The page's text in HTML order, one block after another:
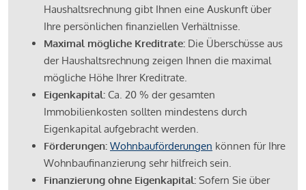
Haushaltsrechnung gibt Ihnen eine Auskunft über
Ihre persönlichen finanziellen Verhältnisse.
Maximal mögliche Kreditrate: Die Überschüsse aus
der Haushaltsrechnung zeigen Ihnen die maximal
mögliche Höhe Ihrer Kreditrate.
Eigenkapital: Ca. 20 % der gesamten
Immobilienkosten sollten mindestens durch
Eigenkapital aufgebracht werden.
Förderungen: Wohnbauförderungen können für Ihre
Wohnbaufinanzierung sehr hilfreich sein.
Finanzierung ohne Eigenkapital: Sofern Sie über